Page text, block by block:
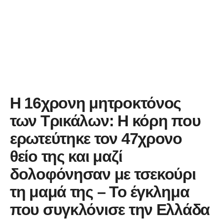
Η 16χρονη μητροκτόνος
των Τρικάλων: Η κόρη που
ερωτεύτηκε τον 47χρονο
θείο της και μαζί
δολοφόνησαν με τσεκούρι
τη μαμά της – Το έγκλημα
που συγκλόνισε την Ελλάδα